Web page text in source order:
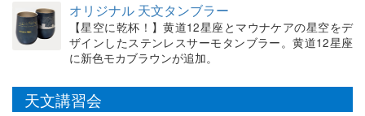
オリジナル 天文タンブラー
【星空に乾杯！】黄道12星座とマウナケアの星空をデ
ザインしたステンレスサーモタンブラー。黄道12星座
に新色モカブラウンが追加。
天文講習会